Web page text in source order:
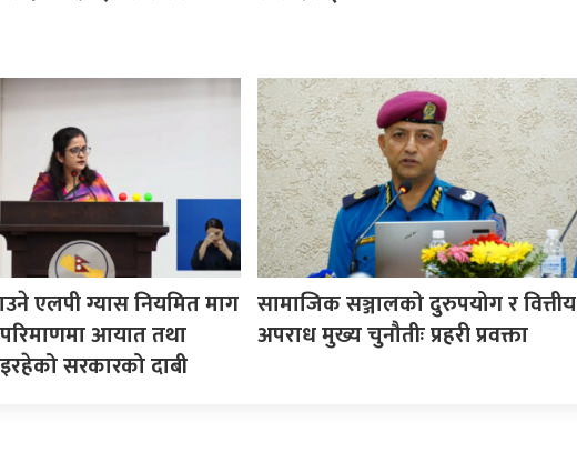
एलपी ग्यास नियमित माग
आयात तथा
सरकारको दाबी
सामाजिक सञ्जालको दुरुपयोग र वित्तीय
अपराध मुख्य चुनौतीः प्रहरी प्रवक्ता